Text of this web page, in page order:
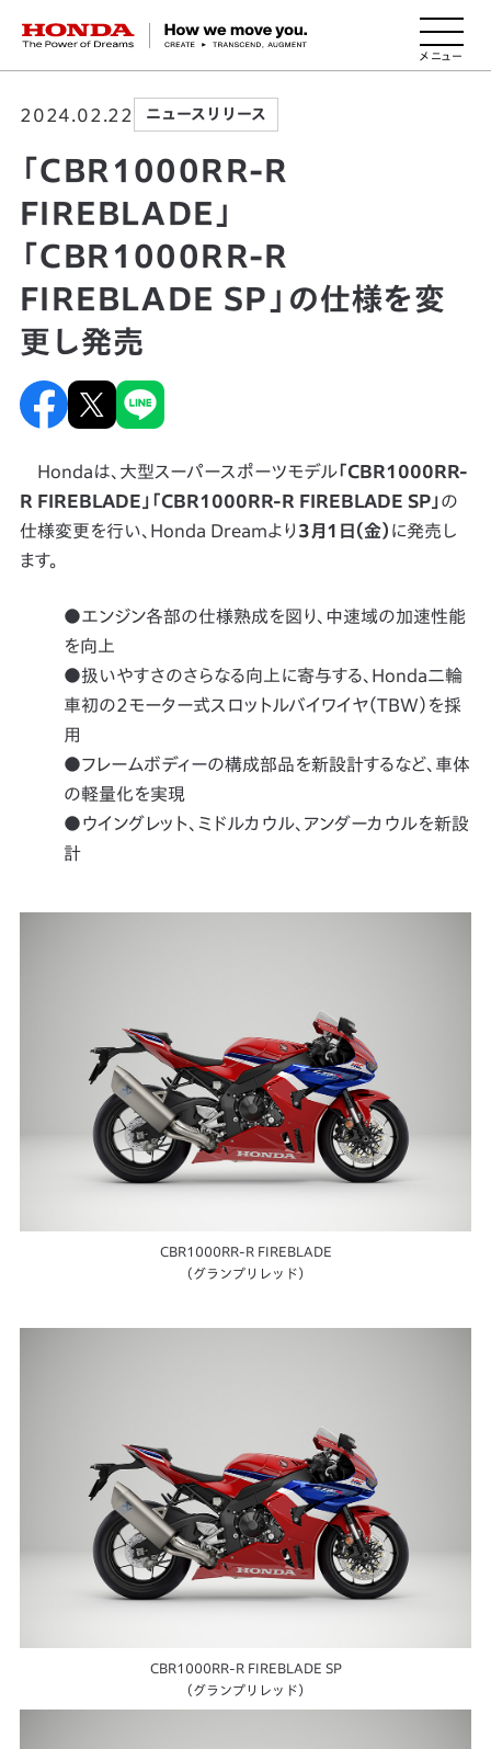
HONDA The Power of Dreams
2024.02.22 ニュースリリース
「CBR1000RR-R
FIREBLADE」
「CBR1000RR-R
FIREBLADE SP」の仕様を変
更し発売
Hondaは、大型スーパースポーツモデル「CBR1000RR-
R FIREBLADE」「CBR1000RR-R FIREBLADE SP」の
仕様変更を行い、Honda Dreamより 3月1日（金） に発売し
ます。
●エンジン各部の仕様熟成を図り、中速域の加速性能
を向上
●扱いやすさのさらなる向上に寄与する、Honda二輪
車初の2モーター式スロットルバイワイヤ（TBW）を採
用
●フレームボディーの構成部品を新設計するなど、車体
の軽量化を実現
●ウイングレット、ミドルカウル、アンダーカウルを新設
計
CBR1000RR-R FIREBLADE
（グランプリレッド）
CBR1000RR-R FIREBLADE SP
（グランプリレッド）